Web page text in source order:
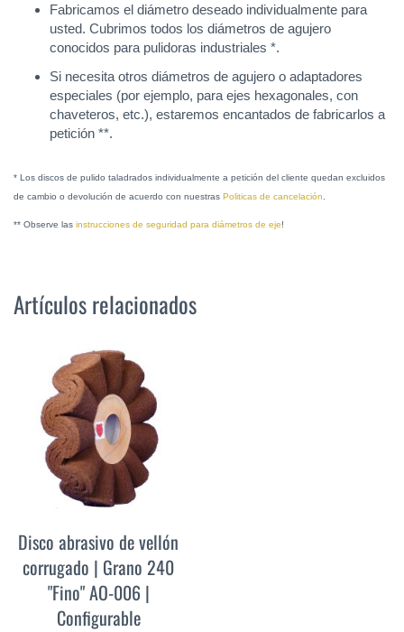
Fabricamos el diámetro deseado individualmente para
usted. Cubrimos todos los diámetros de agujero
conocidos para pulidoras industriales *.
Si necesita otros diámetros de agujero o adaptadores
especiales (por ejemplo, para ejes hexagonales, con
chaveteros, etc.), estaremos encantados de fabricarlos a
petición **.
* Los discos de pulido taladrados individualmente a petición del cliente quedan excluidos
de cambio o devolución de acuerdo con nuestras Politicas de cancelación
** Observe las instrucciones de seguridad para diámetros de eje!
Artículos relacionados
Disco abrasivo de vellón
corrugado | Grano 240
"Fino" AO-006 |
Configurable